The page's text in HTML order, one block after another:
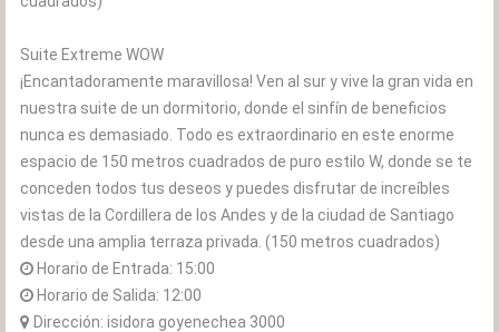
Suite Extreme WOW
¡Encantadoramente maravillosa! Ven al sur y vive la gran vida en
nuestra suite de un dormitorio, donde el sinfín de beneficios
nunca es demasiado. Todo es extraordinario en este enorme
espacio de 150 metros cuadrados de puro estilo W, donde se te
conceden todos tus deseos y puedes disfrutar de increíbles
vistas de la Cordillera de los Andes y de la ciudad de Santiago
desde una amplia terraza privada. (150 metros cuadrados)
Horario de Entrada: 15:00
Horario de Salida: 12:00
Dirección: isidora goyenechea 3000